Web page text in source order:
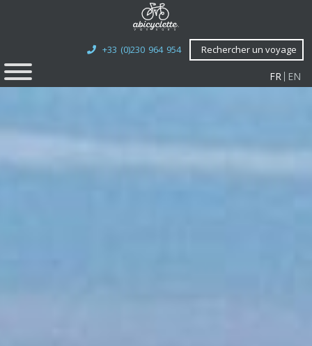
+33 (0)230 964 954 Rechercher un voyage
FR EN